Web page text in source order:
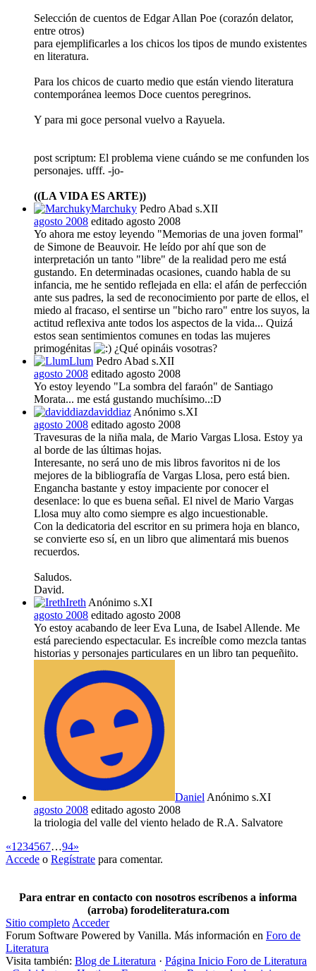
Selección de cuentos de Edgar Allan Poe (corazón delator,
entre otros)
para ejemplificarles a los chicos los tipos de mundo existentes
en literatura.
Para los chicos de cuarto medio que están viendo literatura
contemporánea leemos Doce cuentos peregrinos.
Y para mi goce personal vuelvo a Rayuela.
post scriptum: El problema viene cuándo se me confunden los
personajes. ufff. -jo-
((LA VIDA ES ARTE))
Marchuky Pedro Abad s.XII
agosto 2008 editado agosto 2008
Yo ahora me estoy leyendo "Memorias de una joven formal"
de Simone de Beauvoir. He leído por ahí que son de
interpretación un tanto "libre" de la realidad pero me está
gustando. En determinadas ocasiones, cuando habla de su
infancia, me he sentido reflejada en ella: el afán de perfección
ante sus padres, la sed de reconocimiento por parte de ellos, el
miedo al fracaso, el sentirse un "bicho raro" entre los suyos, la
actitud reflexiva ante todos los aspectos de la vida... Quizá
estos sean sentimientos comunes en todas las mujeres
primogénitas
¿Qué opináis vosotras?
Llum Pedro Abad s.XII
agosto 2008 editado agosto 2008
Yo estoy leyendo "La sombra del faraón" de Santiago
Morata... me está gustando muchísimo..:D
daviddiazAnónimo s.XI
agosto 2008 editado agosto 2008
Travesuras de la niña mala, de Mario Vargas Llosa. Estoy ya
al borde de las últimas hojas.
Interesante, no será uno de mis libros favoritos ni de los
mejores de la bibliografía de Vargas Llosa, pero está bien.
Engancha bastante y estoy impaciente por conocer el
desenlace: lo que es buena señal. El nivel de Mario Vargas
Llosa muy alto como siempre es algo incuestionable.
Con la dedicatoria del escritor en su primera hoja en blanco,
se convierte eso sí, en un libro que alimentará mis buenos
recuerdos.
Saludos.
David.
IrethAnónimo s.XI
agosto 2008 editado agosto 2008
Yo estoy acabando de leer Eva Luna, de Isabel Allende. Me
está pareciendo espectacular. Es increíble como mezcla tantas
historias y personajes particulares en un libro tan pequeñito.
DanielAnónimo s.XI
agosto 2008 editado agosto 2008
la triologia del valle del viento helado de R.A. Salvatore
«1234567…94»
Accede o Regístrate para comentar.
Para entrar en contacto con nosotros escríbenos a informa
(arroba) forodeliteratura.com
Sitio completoAcceder
Forum Software Powered by Vanilla. Más información en Foro de
Literatura
Visita también: Blog de Literatura · Página Inicio Foro de Literatura